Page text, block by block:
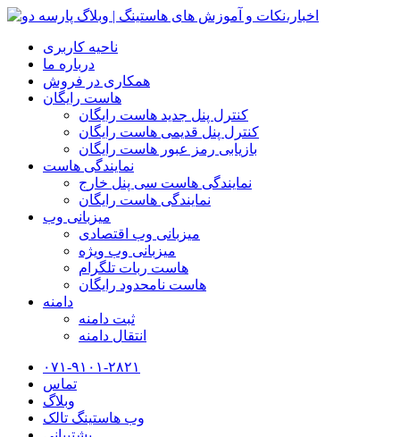
ناحیه کاربری
درباره ما
همکاری در فروش
هاست رایگان
کنترل پنل جدید هاست رایگان
کنترل پنل قدیمی هاست رایگان
بازیابی رمز عبور هاست رایگان
نمایندگی هاست
نمایندگی هاست سی پنل خارج
نمایندگی هاست رایگان
میزبانی وب
میزبانی وب اقتصادی
میزبانی وب ویژه
هاست ربات تلگرام
هاست نامحدود رایگان
دامنه
ثبت دامنه
انتقال دامنه
۰۷۱-۹۱۰۱-۲۸۲۱
تماس
وبلاگ
وب هاستینگ تالک